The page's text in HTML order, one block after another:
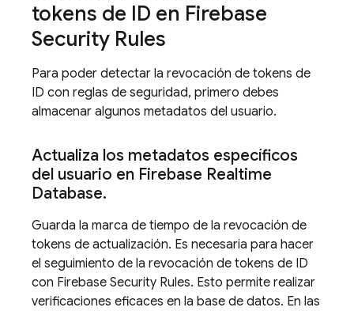
tokens de ID en Firebase
Security Rules
Para poder detectar la revocación de tokens de
ID con reglas de seguridad, primero debes
almacenar algunos metadatos del usuario.
Actualiza los metadatos específicos
del usuario en Firebase Realtime
Database.
Guarda la marca de tiempo de la revocación de
tokens de actualización. Es necesaria para hacer
el seguimiento de la revocación de tokens de ID
con Firebase Security Rules. Esto permite realizar
verificaciones eficaces en la base de datos. En las